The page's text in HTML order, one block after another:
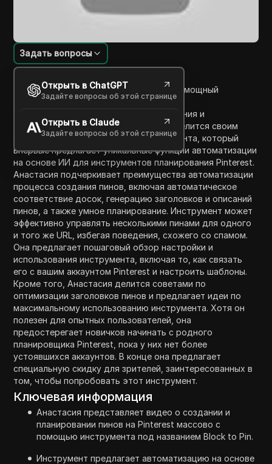
Введение в содержание
Задать вопросы
Открыть в ChatGPT
Задайте вопросы об этой странице
Открыть в Claude
Задайте вопросы об этой странице
В этом видео Анастасия представляет мощный
инструмент под названием Block to Pin,
предназначенный для массового создания и
планирования пинов на Pinterest. Она делится своим
опытом использования этого инструмента, который
впервые предлагает уникальные функции автоматизации
на основе ИИ для инструментов планирования Pinterest.
Анастасия подчеркивает преимущества автоматизации
процесса создания пинов, включая автоматическое
соответствие досок, генерацию заголовков и описаний
пинов, а также умное планирование. Инструмент может
эффективно управлять несколькими пинами для одного
и того же URL, избегая поведения, схожего со спамом.
Она предлагает пошаговый обзор настройки и
использования инструмента, включая то, как связать
его с вашим аккаунтом Pinterest и настроить шаблоны.
Кроме того, Анастасия делится советами по
оптимизации заголовков пинов и предлагает идеи по
максимальному использованию инструмента. Хотя он
полезен для опытных пользователей, она
предостерегает новичков начинать с родного
планировщика Pinterest, пока у них нет более
устоявшихся аккаунтов. В конце она предлагает
специальную скидку для зрителей, заинтересованных в
том, чтобы попробовать этот инструмент.
Ключевая информация
Анастасия представляет видео о создании и
планировании пинов на Pinterest массово с
помощью инструмента под названием Block to Pin.
Инструмент предлагает автоматизацию на основе